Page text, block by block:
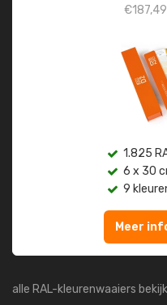
€187,49
1.825
6 x 30
9
Meer
alle RAL-kleurenwaaiers